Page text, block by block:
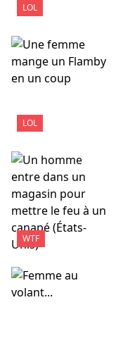
LOL
LOL
WTF